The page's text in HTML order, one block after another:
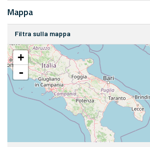
Mappa
Filtra sulla mappa
+
-